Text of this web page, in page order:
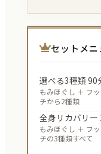
セットメニ
選べる3種類 90
もみほぐし ＋ フ
チから2種類
全身リカバリー
もみほぐし ＋ フ
チの3種類すべて